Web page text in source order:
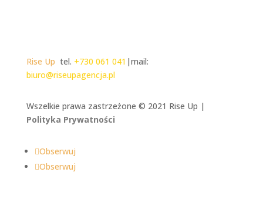
Rise Up tel. +730 061 041 |mail:
biuro@riseupagencja.pl
Wszelkie prawa zastrzeżone © 2021 Rise Up |
Polityka Prywatności
Obserwuj
Obserwuj